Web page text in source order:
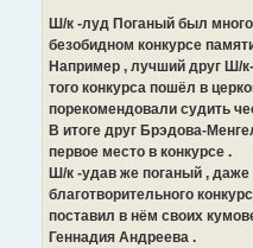
Ш/к -луд Поганый был
безобидном конкурсе
Например , лучший друг Ш/
того конкурса пошёл в
порекомендовали судить
В итоге друг Брэдова-
первое место в конкурсе .
Ш/к -удав же поганый , даже
благотворительного
поставил в нём своих
Геннадия Андреева .